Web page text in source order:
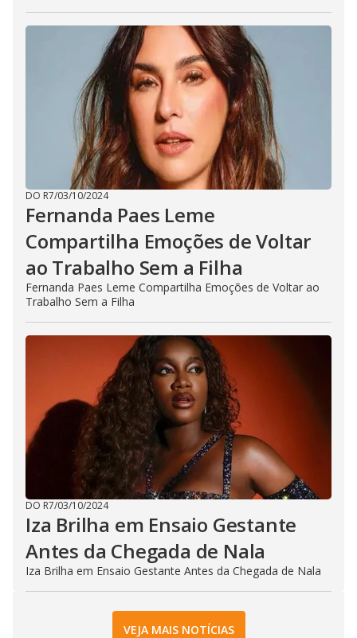
DO R7/03/10/2024
Fernanda Paes Leme
Compartilha Emoções de Voltar
ao Trabalho Sem a Filha
Fernanda Paes Leme Compartilha Emoções de Voltar ao
Trabalho Sem a Filha
DO R7/03/10/2024
Iza Brilha em Ensaio Gestante
Antes da Chegada de Nala
Iza Brilha em Ensaio Gestante Antes da Chegada de Nala
VEJA MAIS NOTÍCIAS